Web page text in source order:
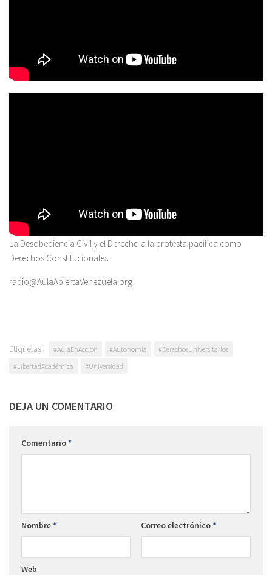
La Desobediencia Civil y el Derecho a la protesta pacífica como
Derechos Constitucionales.
radio@AulaAbiertaVenezuela.org
Etiquetas: #AulaEnAccion #Autonomía
#DerechosUniversitarios
#LibertadAcadémica
#Universidad
DEJA UN COMENTARIO
Comentario*
Nombre* Correo electrónico*
Web